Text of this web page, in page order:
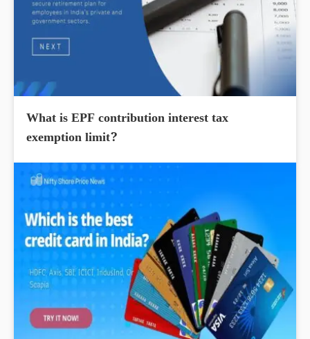
What is EPF contribution interest tax
exemption limit?